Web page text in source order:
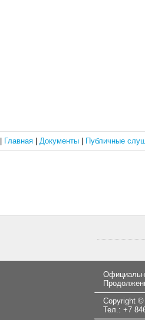
Главная Документы Публичные
Copyright ©
Тел.: +7